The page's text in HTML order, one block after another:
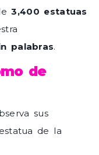
3,400 estatuas
palabras.
de
sus
de la